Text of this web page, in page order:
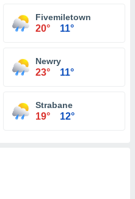
Fivemiletown
20° 11°
Newry
23° 11°
Strabane
19° 12°